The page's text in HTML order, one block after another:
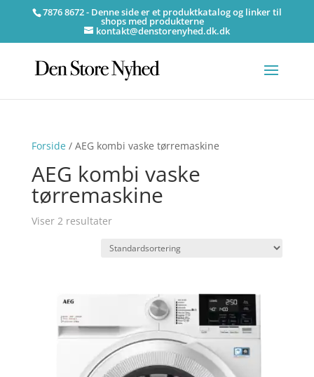
7876 8672 - Denne side er et produktkatalog og linker til
shops med produkterne
kontakt@denstorenyhed.dk.dk
Forside/ AEG kombi vaske tørremaskine
AEG kombi vaske
tørremaskine
Viser 2 resultater